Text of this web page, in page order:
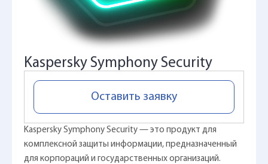
Kaspersky Symphony Security
Оставить заявку
Kaspersky Symphony Security — это продукт для
комплексной защиты информации, предназначенный
для корпораций и государственных организаций.